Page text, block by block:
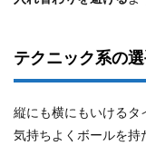
テクニック系の
縦にも横にもいけるタ
気持ちよくボールを持